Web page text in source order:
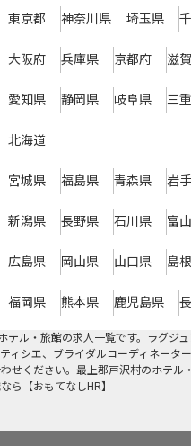
東京都 神奈川県 埼玉県
大阪府 兵庫県 京都府 滋
愛知県 静岡県 岐阜県 三
北海道
宮城県 福島県 青森県 岩
新潟県 長野県 石川県 富
広島県 岡山県 山口県 島
福岡県 熊本県 鹿児島県
テル・旅館の求人一覧です。ラグジ
ィシエ、ブライダルコーディネー
せください。最上郡戸沢村のホテ
ら【おもてなしHR】